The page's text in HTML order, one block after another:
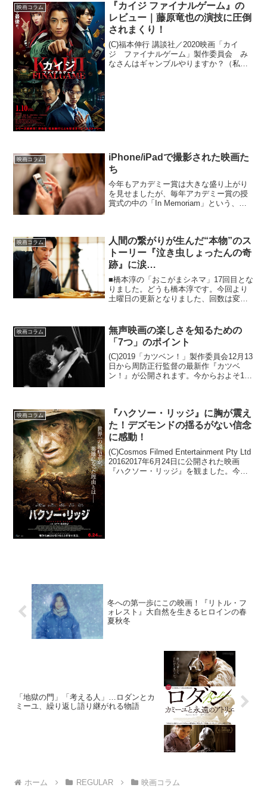
映画コラム
『カイジ ファイナルゲーム』の
レビュー｜藤原竜也の演技に圧倒
されまくり！
(C)福本伸行 講談社／2020映画「カイ
ジ ファイナルゲーム」製作委員会 み
なさんはギャンブルやりますか？（私は
映画コラム
iPhone/iPadで撮影された映画た
ち
今年もアカデミー賞は大きな盛り上がり
を見せましたが、毎年アカデミー賞の授
賞式の中の「In Memoriam」という、前
ボウイや、「...
映画コラム
人間の繋がりが生んだ“本物”のス
トーリー『泣き虫しょったんの奇
跡』に涙…
■橋本淳の「おこがまシネマ」17回目とな
りました。どうも橋本淳です。今回より
土曜日の更新となりました、回数は変更
から土曜日更新になり、締め切りが3日後
ろ倒しになったせ...
映画コラム
無声映画の楽しさを知るための
「7つ」のポイント
(C)2019「カツベン！」製作委員会12月13
日から周防正行監督の最新作『カツベ
ン！』が公開されます。今からおよそ100
化がありま...
映画コラム
『ハクソー・リッジ』に胸が震え
た！デズモンドの揺るがない信念
に感動！
(C)Cosmos Filmed Entertainment Pty Ltd
20162017年6月24日に公開された映画
『ハクソー・リッジ』を観ました。今回
冬への第一歩にこの映画！『リトル・フ
ォレスト』大自然を生きるヒロインの春
夏秋冬
「地獄の門」「考える人」…ロダンとカ
ミーユ、繰り返し語り継がれる物語
ホーム REGULAR 映画コラム